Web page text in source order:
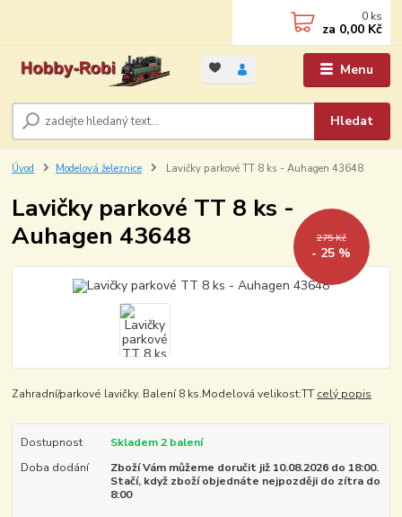
Menu
Hledat
0 ks
za 0,00 Kč
Úvod Modelová železnice Lavičky parkové TT 8 ks - Auhagen 43648
Lavičky parkové TT 8 ks -
Auhagen 43648
275 Kč
- 25 %
Zahradní/parkové lavičky. Balení 8 ks.Modelová velikost:TT celý popis
Dostupnost
Skladem 2 balení
Doba dodání
Zboží Vám můžeme doručit již 10.08.2026 do 18:00.
Stačí, když zboží objednáte nejpozději do zítra do
8:00